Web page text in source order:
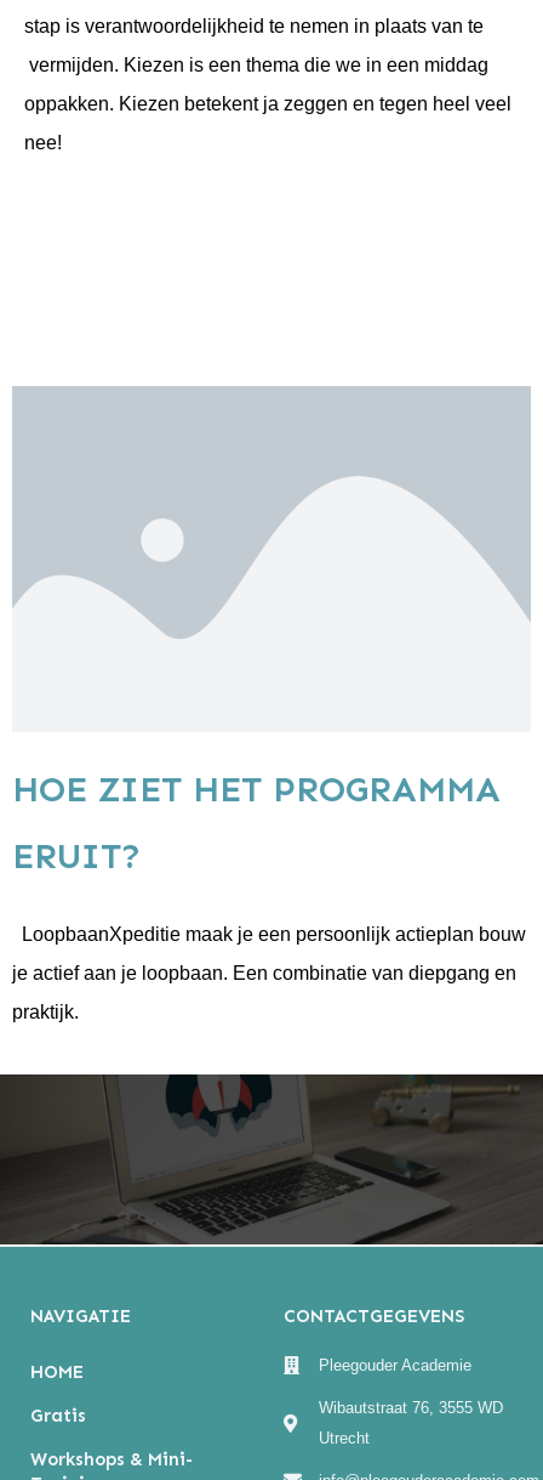
stap is verantwoordelijkheid te nemen in plaats van te
vermijden. Kiezen is een thema die we in een middag
oppakken. Kiezen betekent ja zeggen en tegen heel veel
nee!
HOE ZIET HET PROGRAMMA
ERUIT?
LoopbaanXpeditie maak je een persoonlijk actieplan bouw
je actief aan je loopbaan. Een combinatie van diepgang en
praktijk.
NAVIGATIE
HOME
Gratis
Workshops & Mini-
CONTACTGEGEVENS
Pleegouder Academie
Wibautstraat 76, 3555 WD
Utrecht